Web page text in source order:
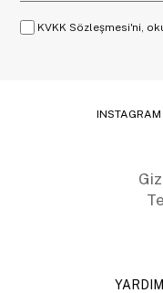
KVKK Sözleşmesi'ni,
INSTAGRAM